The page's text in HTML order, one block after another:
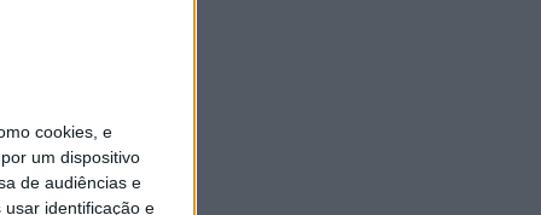
cookies, e
um dispositivo
de audiências e
identificação e
e
de